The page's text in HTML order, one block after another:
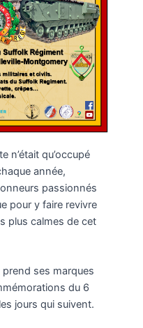
n’était qu’occupé
année,
passionnés
pour y faire revivre
plus calmes de cet
ses marques
du 6
jours qui suivent.